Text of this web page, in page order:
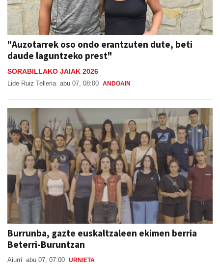
"Auzotarrek oso ondo erantzuten dute, beti
daude laguntzeko prest"
SORABILLAKO JAIAK 2026
Lide Ruiz Telleria abu 07, 08:00 ANDOAIN
Burrunba, gazte euskaltzaleen ekimen berria
Beterri-Buruntzan
Aiurri abu 07, 07:00 URNIETA